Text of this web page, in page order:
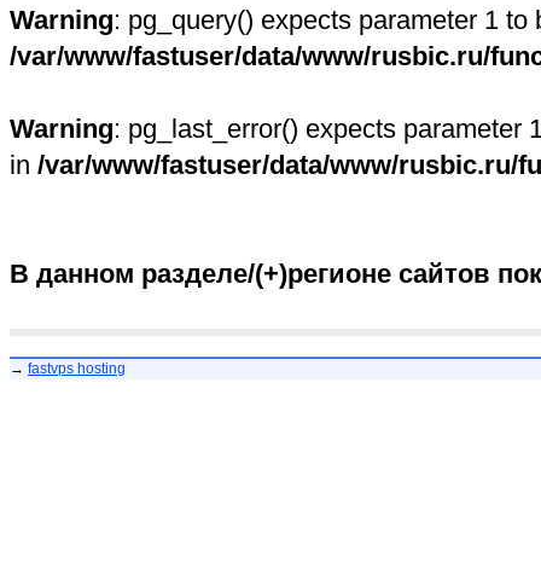
Warning: pg_query() expects parameter 1
/var/www/fastuser/data/www/rusbic.ru/
Warning: pg_last_error() expects parameter
in /var/www/fastuser/data/www/rusbic.ru/
В данном разделе/(+)регионе сайтов
→ fastvps hosting